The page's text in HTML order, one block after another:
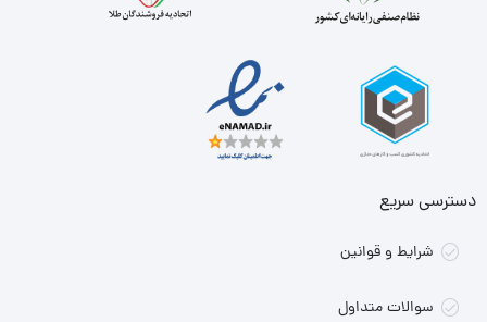
دسترسی سریع
شرایط و قوانین
سوالات متداول